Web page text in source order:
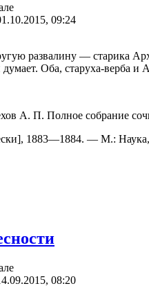
09:24
развалину — старика
Оба, старуха-верба
А. П. Полное собрание
1883—1884. — М.:
08:20